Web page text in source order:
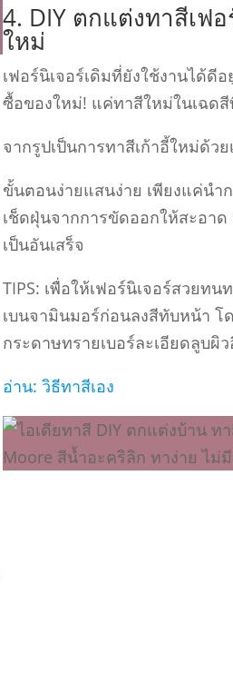
4. DIY ตกแต่งทาสีเฟ
ใหม่
เฟอร์นิเจอร์เดิมที่ยังใช้งานได้ดี
ซื้อของใหม่! แค่ทาสีใหม่ในเฉด
จากรูปเป็นการทาสีเก้าอี้ใหม่ด้ว
ขั้นตอนง่ายแสนง่าย เพียงแค่นํา
เช็ดฝุ่นจากการขัดออกให้สะอา
เป็นอันเสร็จ
TIPS: เพื่อให้เฟอร์นิเจอร์สวย
เบนจามินมอร์ก่อนลงสีทับหน้า
กระดาษทรายเบอร์ละเอียดลูบ
อ่าน: วิธีทาสีเอง